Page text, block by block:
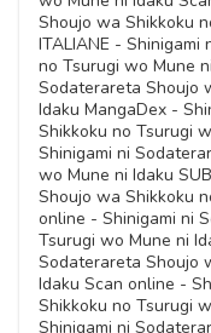
Capitolo 04
Capitolo 03
Capitolo 02
Capitolo 01
Shoujo wa Shikkoku
ITALIANE -
no Tsurugi wo Mune
Sodaterareta Shoujo
Idaku MangaDex -
Shikkoku no Tsurugi
Shinigami ni
wo Mune ni Idaku
Shoujo wa Shikkoku
online - Shinigami ni
Tsurugi wo Mune ni
Sodaterareta Shoujo
Idaku Scan online -
Shikkoku no Tsurugi
Shinigami ni